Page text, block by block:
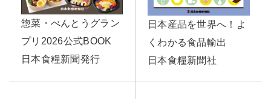
惣菜・べんとうグラン
プリ2026公式BOOK
日本食糧新聞発行
日本産品を世界へ！よ
くわかる食品輸出
日本食糧新聞社